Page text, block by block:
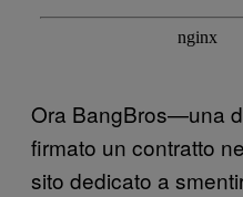
Ora BangBros—una
firmato un contratto
sito dedicato a